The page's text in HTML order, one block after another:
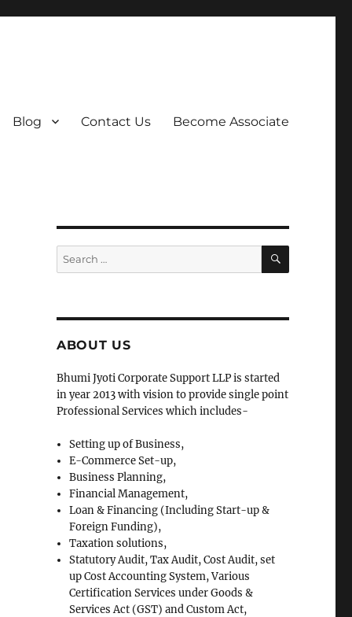
Blog Contact Us Become Associate
Search
for:
SEARCH
ABOUT US
Bhumi Jyoti Corporate Support LLP is started
in year 2013 with vision to provide single point
Professional Services which includes-
Setting up of Business,
E-Commerce Set-up,
Business Planning,
Financial Management,
Loan & Financing (Including Start-up &
Foreign Funding),
Taxation solutions,
Statutory Audit, Tax Audit, Cost Audit, set
up Cost Accounting System, Various
Certification Services under Goods &
Services Act (GST) and Custom Act,